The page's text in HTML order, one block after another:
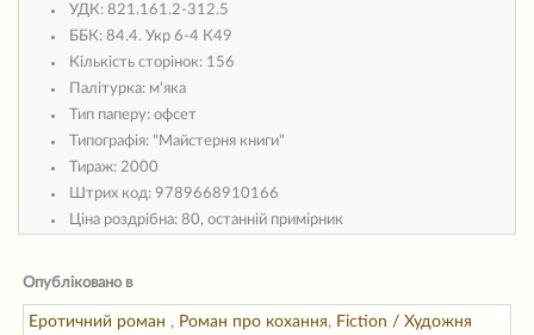
УДК: 821.161.2-312.5
ББК: 84.4. Укр 6-4 К49
Кількість сторінок: 156
Палітурка: м'яка
Тип паперу: офсет
Типографія: "Майстерня книги"
Тираж: 2000
Штрих код: 9789668910166
Ціна роздрібна: 80, останній примірник
Опубліковано в
Еротичний роман , Роман про кохання, Fiction / Художня